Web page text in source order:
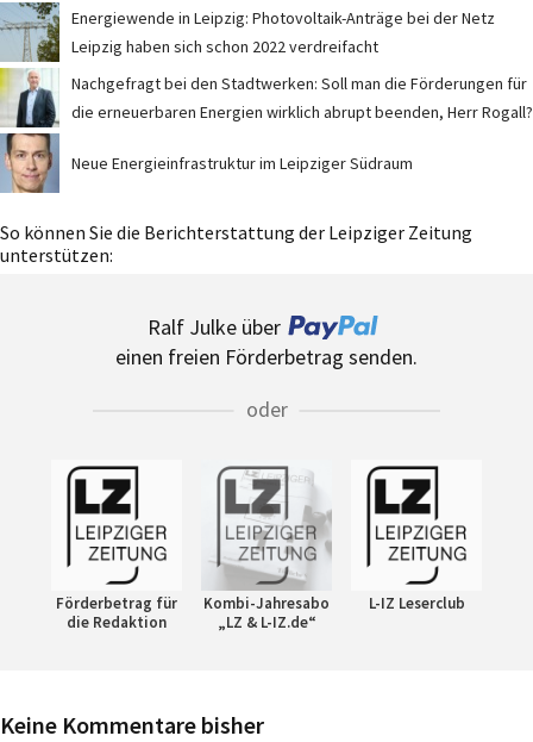
Energiewende in Leipzig: Photovoltaik-Anträge bei der Netz
Leipzig haben sich schon 2022 verdreifacht
Nachgefragt bei den Stadtwerken: Soll man die Förderungen für
die erneuerbaren Energien wirklich abrupt beenden, Herr Rogall?
Neue Energieinfrastruktur im Leipziger Südraum
So können Sie die Berichterstattung der Leipziger Zeitung
unterstützen:
Ralf Julke über
einen freien Förderbetrag senden.
oder
Förderbetrag für
die Redaktion
Kombi-Jahresabo
„LZ & L-IZ.de“
L-IZ Leserclub
Keine Kommentare bisher